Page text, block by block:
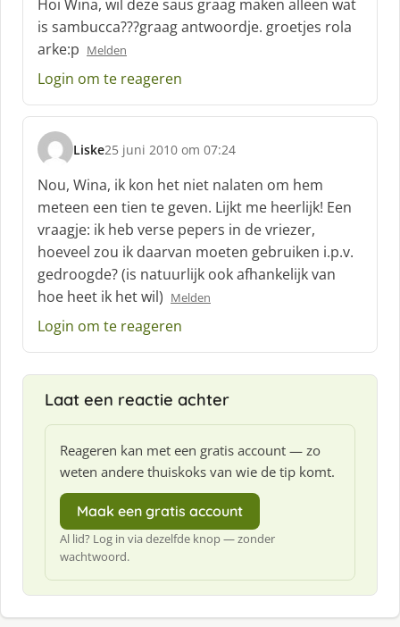
h
r
e
e
:
Hoi Wina, wil deze saus graag maken alleen wat
is sambucca???graag antwoordje. groetjes rola
arke:p Melden
Login om te reageren
Liske
s
c
h
r
e
e
f
:
25 juni 2010 om 07:24
Nou, Wina, ik kon het niet nalaten om hem
meteen een tien te geven. Lijkt me heerlijk! Een
vraagje: ik heb verse pepers in de vriezer,
hoeveel zou ik daarvan moeten gebruiken i.p.v.
gedroogde? (is natuurlijk ook afhankelijk van
hoe heet ik het wil) Melden
Login om te reageren
Laat een reactie achter
Reageren kan met een gratis account — zo
weten andere thuiskoks van wie de tip komt.
Maak een gratis account
Al lid? Log in via dezelfde knop — zonder
wachtwoord.